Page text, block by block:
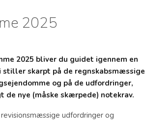
2025
2025 bliver du guidet igennem en
stiller skarpt på de regnskabsmæssige
og på de udfordringer,
nye (måske skærpede) notekrav.
udfordringer og